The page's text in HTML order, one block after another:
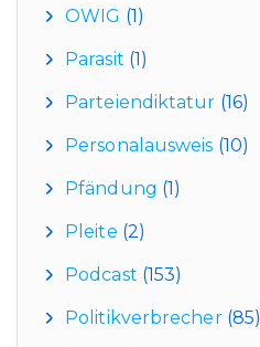
OWIG (1)
Parasit (1)
Parteiendiktatur (16)
Personalausweis (10)
Pfändung (1)
Pleite (2)
Podcast (153)
Politikverbrecher(85)